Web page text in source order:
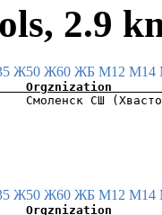
2.9
Ж50 Ж60 ЖБ М12 М14
Ж50 Ж60 ЖБ М12 М14